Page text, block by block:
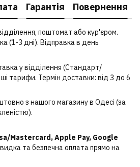
Гарантія Повернення
поштомат або кур'єром.
(1-3 дні). Відправка в день
у відділення (Стандарт/
тарифи. Термін доставки: від 3 до 6
з нашого магазину в Одесі (за
Mastercard, Apple Pay, Google
та безпечна оплата прямо на